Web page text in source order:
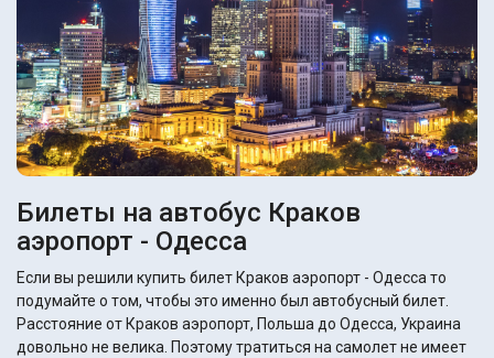
Билеты на автобус Краков
аэропорт - Одесса
Если вы решили купить билет Краков аэропорт - Одесса то
подумайте о том, чтобы это именно был автобусный билет.
Расстояние от Краков аэропорт, Польша до Одесса, Украина
довольно не велика. Поэтому тратиться на самолет не имеет